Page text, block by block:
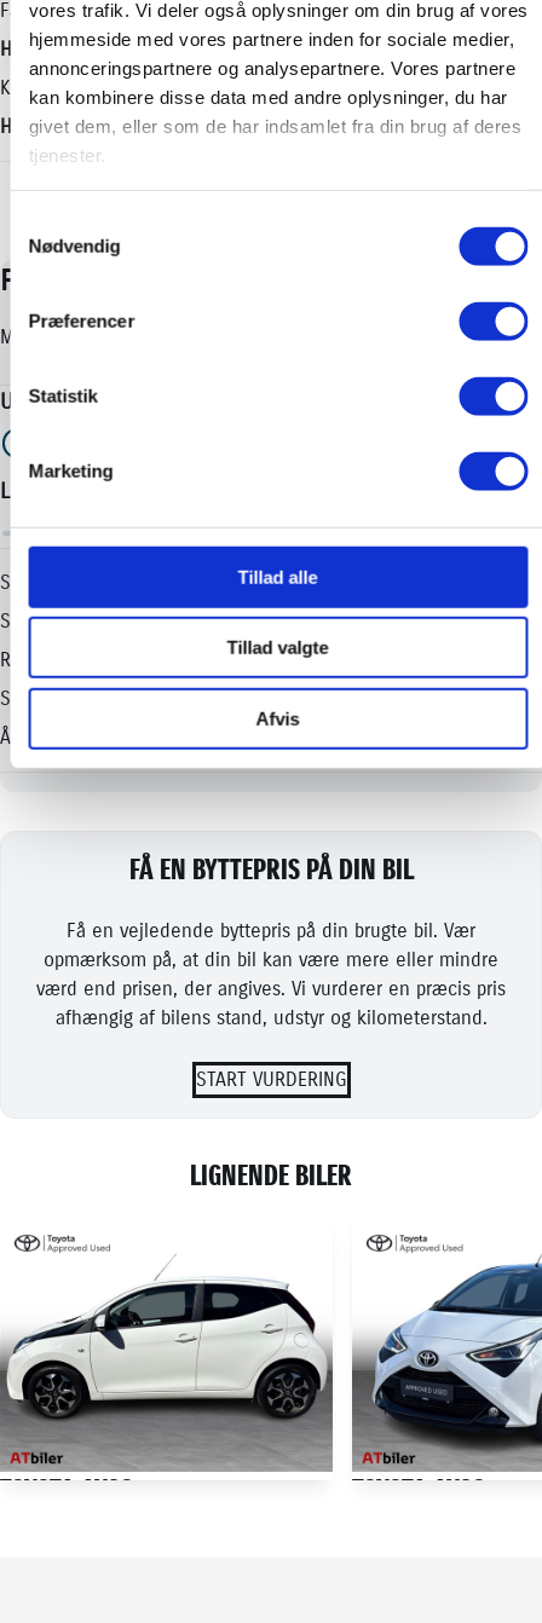
vores trafik. Vi deler også oplysninger om din brug af vores
hjemmeside med vores partnere inden for sociale medier,
annonceringspartnere og analysepartnere. Vores partnere
kan kombinere disse data med andre oplysninger, du har
givet dem, eller som de har indsamlet fra din brug af deres
tjenester.
Nødvendig
Præferencer
Statistik
Marketing
Tillad alle
Tillad valgte
Afvis
Farve
Hvid
Karosseri
Hatchback
Manuel
Antal cylindre
3
Antal gear
Partikelfilter (DPF)
Nej
3465 mm
Tilkoblingsvægt med bremser
-
Tilkoblingsvægt uden bremser
Tankstørrelse
-
FÅ EN BYTTEPRIS PÅ DIN BIL
Få en vejledende byttepris på din brugte bil. Vær
opmærksom på, at din bil kan være mere eller mindre
værd end prisen, der angives. Vi vurderer en præcis pris
afhængig af bilens stand, udstyr og kilometerstand.
START VURDERING
LIGNENDE BILER
TOYOTA AYGO TOYOTA AYGO